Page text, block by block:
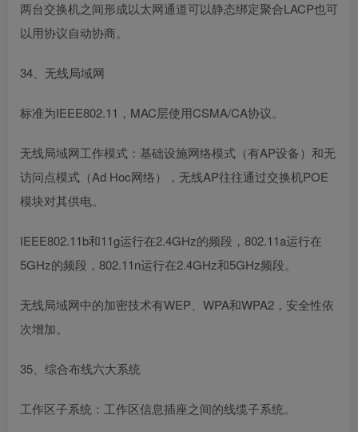
两台交换机之间形成以太网通道可以静态绑定聚合LACP也可
以用协议自动协商。
34、无线局域网
标准为IEEE802.11，MAC层使用CSMA/CA协议。
无线局域网工作模式：基础设施网络模式（有AP设备）和无
访问点模式（Ad Hoc网络），无线AP往往通过交换机POE
模块对其供电。
IEEE802.11b和11g运行在2.4GHz的频段，802.11a运行在
5GHz的频段，802.11n运行在2.4GHz和5GHz频段。
无线局域网中的加密技术有WEP、WPA和WPA2，安全性依
次增加。
35、综合布线六大系统
工作区子系统：工作区信息插座之间的线缆子系统。